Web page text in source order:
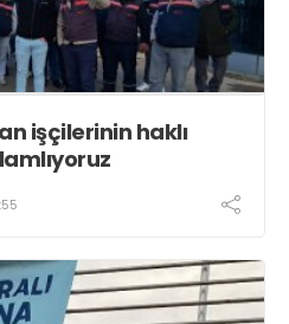
işçilerinin haklı